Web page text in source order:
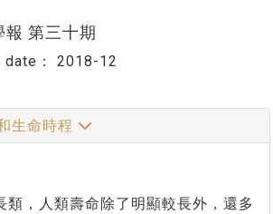
報 第三十期
： 2018-12
生命時程
，人類壽命除了明顯較長外，還多